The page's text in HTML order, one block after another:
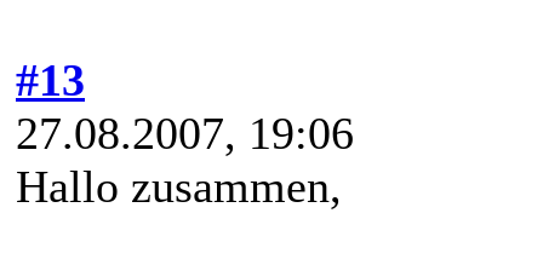
#13
27.08.2007, 19:06
Hallo zusammen,